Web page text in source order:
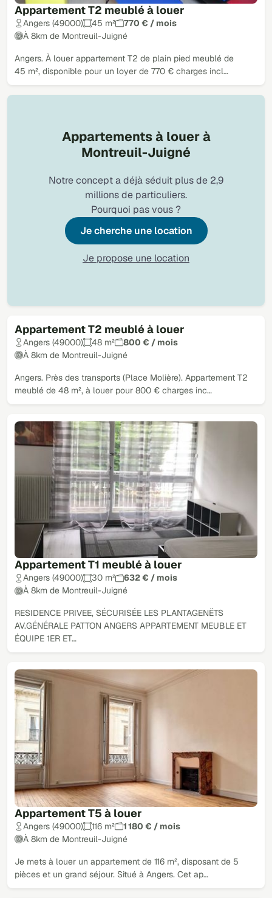
Appartement T2 meublé à louer
Angers (49000) 45 m²
770 € / mois
À 8km de Montreuil-Juigné
Angers. À louer appartement T2 de plain pied meublé de
45 m², disponible pour un loyer de 770 € charges incl…
Appartement T2 meublé à louer
Angers (49000) 48 m²
800 € / mois
À 8km de Montreuil-Juigné
Angers. Près des transports (Place Molière). Appartement T2
meublé de 48 m², à louer pour 800 € charges inc…
Appartement T1 meublé à louer
Angers (49000) 30 m²
632 € / mois
À 8km de Montreuil-Juigné
RESIDENCE PRIVEE, SÉCURISÉE LES PLANTAGENËTS
AV.GÉNÉRALE PATTON ANGERS APPARTEMENT MEUBLE ET
ÉQUIPE 1ER ET…
Appartement T5 à louer
Angers (49000) 116 m²
1 180 € / mois
À 8km de Montreuil-Juigné
Je mets à louer un appartement de 116 m², disposant de 5
pièces et un grand séjour. Situé à Angers. Cet ap…
Appartements à louer à
Montreuil-Juigné
Notre concept a déjà séduit plus de 2,9
millions de particuliers.
Pourquoi pas vous ?
Je cherche une location
Je propose une location